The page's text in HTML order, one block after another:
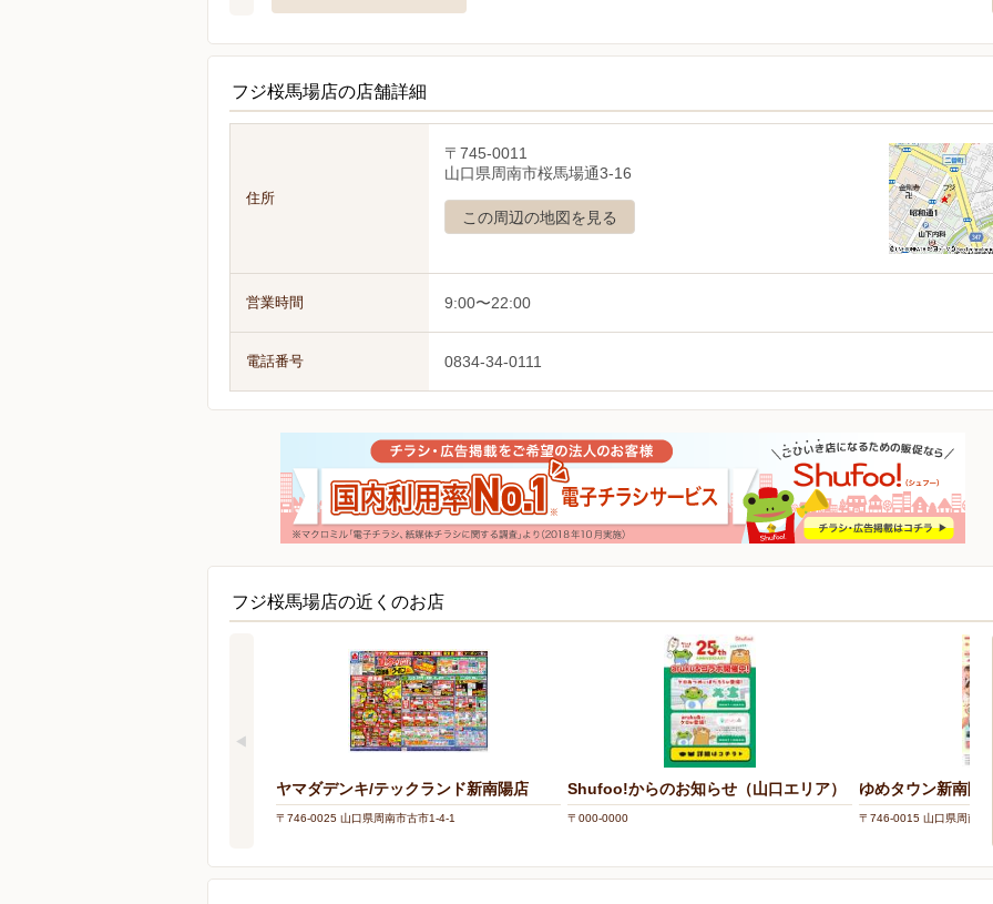
フジ桜馬場店の店舗詳細
住所
〒745-0011
山口県周南市桜馬場通3-16
この周辺の地図を見る
営業時間 9:00〜22:00
電話番号 0834-34-0111
フジ桜馬場店の近くのお店
ヤマダデンキ/テックランド新南陽店
〒746-0025 山口県周南市古市1-4-1
Shufoo!からのお知らせ（山口エリア）
〒000-0000
ゆめタウン新南陽
〒746-0015 山口県周南市